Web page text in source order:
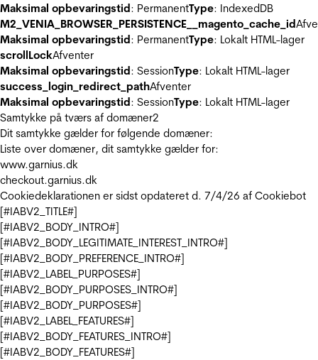
Maksimal opbevaringstid: PermanentType: IndexedDB
M2_VENIA_BROWSER_PERSISTENCE__magento_cache_id
Maksimal opbevaringstid: PermanentType: Lokalt HTML-lager
scrollLockAfventer
Maksimal opbevaringstid: SessionType: Lokalt HTML-lager
success_login_redirect_pathAfventer
Maksimal opbevaringstid: SessionType: Lokalt HTML-lager
Samtykke på tværs af domæner2
Dit samtykke gælder for følgende domæner:
Liste over domæner, dit samtykke gælder for:
www.garnius.dk
checkout.garnius.dk
Cookiedeklarationen er sidst opdateret d. 7/4/26 af Cookiebot
[#IABV2_TITLE#]
[#IABV2_BODY_INTRO#]
[#IABV2_BODY_LEGITIMATE_INTEREST_INTRO#]
[#IABV2_BODY_PREFERENCE_INTRO#]
[#IABV2_LABEL_PURPOSES#]
[#IABV2_BODY_PURPOSES_INTRO#]
[#IABV2_BODY_PURPOSES#]
[#IABV2_LABEL_FEATURES#]
[#IABV2_BODY_FEATURES_INTRO#]
[#IABV2_BODY_FEATURES#]